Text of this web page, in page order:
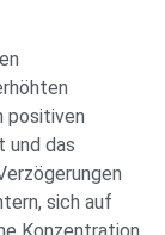
positiven
und das
sich auf
Konzentration